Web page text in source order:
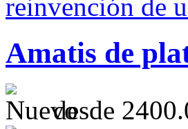
Amatis de
desde